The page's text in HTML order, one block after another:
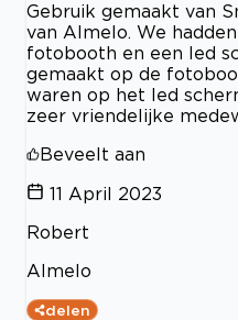
Gebruik gemaakt van
van Almelo. We
fotobooth en een led
gemaakt op de
waren op het led
zeer vriendelijke
Beveelt aan
11 April 2023
Robert
Almelo
delen